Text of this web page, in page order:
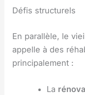
Défis structurels
En parallèle, le
appelle à des
principalement :
La